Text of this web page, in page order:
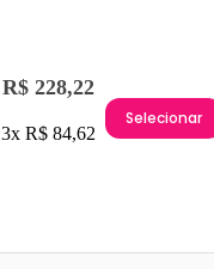
R$ 228,22
3x R$ 84,62
Selecionar